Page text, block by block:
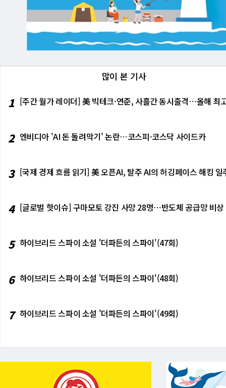
많이 본 기사
1 [주간 월가 레이더] 美 빅테크·연준, 사흘간 동시출격⋯올해 최
2 엔비디아 'AI 돈 돌려막기' 논란⋯코스피·코스닥 사이드카
3 [국제 경제 흐름 읽기] 美 오픈AI, 탈주 AI의 허깅페이스 해킹
4 [글로벌 핫이슈] 구마모토 강진 사망 28명⋯반도체 공급망 비상
5 하이브리드 스파이 소설 '더파든의 스파이'(47회)
6 하이브리드 스파이 소설 '더파든의 스파이'(48회)
7 하이브리드 스파이 소설 '더파든의 스파이'(49회)